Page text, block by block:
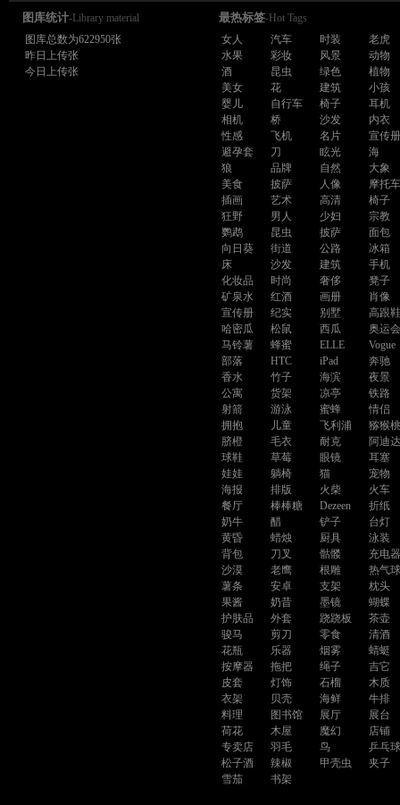
图库统计-Library material
图库总数为622950张
昨日上传张
今日上传张
最热标签-Hot Tags
女人
汽车 时装
老虎
水果
彩妆 风景
动物
酒
昆虫 绿色
植物
美女
花 建筑
小孩
婴儿
自行车 椅子
耳机
相机
桥 沙发
内衣
性感
飞机 名片
宣传册
避孕套
刀 眩光
海
狼
品牌 自然
大象
美食
披萨 人像
摩托车
插画
艺术 高清
椅子
狂野
男人 少妇
宗教
鹦鹉
昆虫 披萨
面包
向日葵
街道 公路
冰箱
床
沙发 建筑
手机
化妆品
时尚 奢侈
凳子
矿泉水
红酒 画册
肖像
宣传册
纪实 别墅
高跟鞋
哈密瓜
松鼠 西瓜
奥运会
马铃薯
蜂蜜 ELLE
Vogue
部落
HTC iPad
奔驰
香水
竹子 海滨
夜景
公寓
货架 凉亭
铁路
射箭
游泳 蜜蜂
情侣
拥抱
儿童 飞利浦
猕猴桃
脐橙
毛衣 耐克
阿迪
球鞋
草莓 眼镜
耳塞
娃娃
躺椅 猫
宠物
海报
排版 火柴
火车
餐厅
棒棒糖 Dezeen
折纸
奶牛
醋 铲子
台灯
黄昏
蜡烛 厨具
泳装
背包
刀叉 骷髅
充电器
沙漠
老鹰 根雕
热气球
薯条
安卓 支架
枕头
果酱
奶昔 墨镜
蝴蝶
护肤品
外套 跷跷板
茶壶
骏马
剪刀 零食
清酒
花瓶
乐器 烟雾
蜻蜓
按摩器
拖把 绳子
吉它
皮套
灯饰 石榴
木质
衣架
贝壳 海鲜
牛排
料理
图书馆 展厅
展台
荷花
木屋 魔幻
店铺
专卖店
羽毛 鸟
乒乓球
松子酒
辣椒 甲壳虫
夹子
雪茄
书架